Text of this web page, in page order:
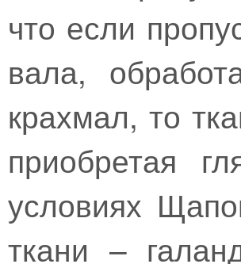
что если
вала,
крахмал, то
приобретая
условиях
ткани –